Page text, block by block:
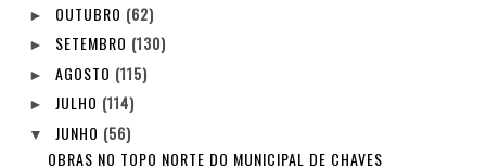
► OUTUBRO (62)
► SETEMBRO (130)
► AGOSTO (115)
► JULHO (114)
▼ JUNHO (56)
OBRAS NO TOPO NORTE DO MUNICIPAL DE CHAVES